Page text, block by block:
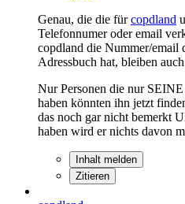
Genau, die die fürcopdland
Telefonnumer oder email
copdland die Nummer/email
Adressbuch hat, bleiben
Nur Personen die nur
haben könnten ihn jetzt
das noch gar nicht bemerkt
haben wird er nichts davon
Inhalt melden
Zitieren